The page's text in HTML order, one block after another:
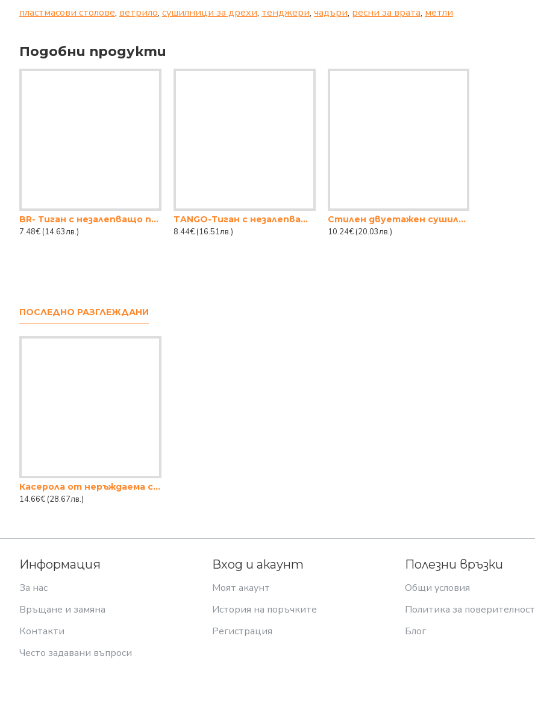
пластмасови столове, ветрило, сушилници за дрехи, тенджери, чадъри, ресни за врата, метли
Подобни продукти
BR- Тиган с незалепващо покритие 24cm ЧЕРЕН
7.48€ (14.63лв.)
TANGO-Тиган с незалепващо покритие 22x4,5cm ЧЕРНО
8.44€ (16.51лв.)
Стилен двуетажен сушилник за съдове смарт – практичност и елегантност в кухнята
10.24€ (20.03лв.)
ПОСЛЕДНО РАЗГЛЕЖДАНИ
Касерола от неръждаема стомана 20СМ.
14.66€ (28.67лв.)
Информация
За нас
Връщане и замяна
Контакти
Често задавани въпроси
Вход и акаунт
Моят акаунт
История на поръчките
Регистрация
Полезни връзки
Общи условия
Политика за поверителност
Блог